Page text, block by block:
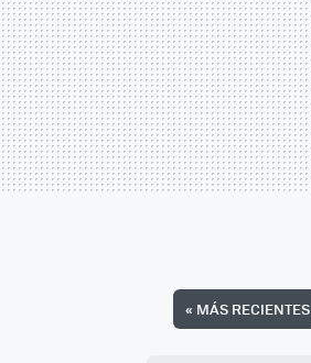
« MÁS RECIENTES